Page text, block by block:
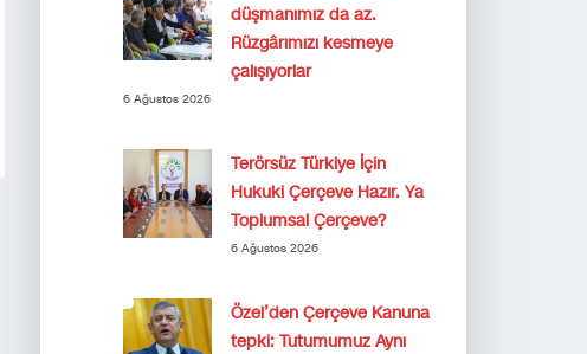
düşmanımız da az.
Rüzgârımızı kesmeye
çalışıyorlar
6 Ağustos 2026
Terörsüz Türkiye İçin
Hukuki Çerçeve Hazır. Ya
Toplumsal Çerçeve?
6 Ağustos 2026
Özel’den Çerçeve Kanuna
tepki: Tutumumuz Aynı